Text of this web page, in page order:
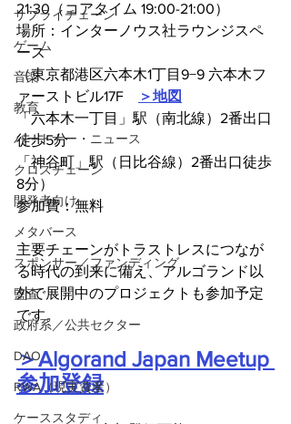
サプライチェーン
ゲーム
音楽
教育
パートナー・ニュース
クロスチェーン
開発者向け
メタバース
スポンサー／ファンディング
監査
政府系／公共セクター
DAO
RWA（現実資産）
ケーススタディ
21:30（コアタイム 19:00-21:00）
場所：インターノウス社ラウンジスペ
ース
（東京都港区六本木1丁目9−9 六本木フ
ァーストビル17F
＞地図
「六本木一丁目」駅（南北線）2番出口
徒歩5分
「神谷町」駅（日比谷線）2番出口徒歩
8分）
参加費：無料
主要チェーンがトラストレスにつなが
る時代の到来に備え、アルゴランド以
外で展開中のプロジェクトも参加予定
です。
＞Algorand Japan Meetup
参加登録